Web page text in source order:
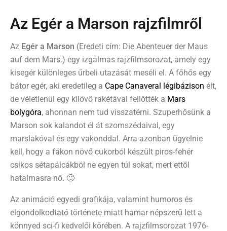
Az Egér a Marson rajzfilmről
Az Egér a Marson (Eredeti cím: Die Abenteuer der Maus
auf dem Mars.) egy izgalmas rajzfilmsorozat, amely egy
kisegér különleges űrbeli utazását meséli el. A főhős egy
bátor egér, aki eredetileg a Cape Canaveral légibázison élt,
de véletlenül egy kilövő rakétával fellőtték a Mars
bolygóra, ahonnan nem tud visszatérni. Szuperhősünk a
Marson sok kalandot él át szomszédaival, egy
marslakóval és egy vakonddal. Arra azonban ügyelnie
kell, hogy a fákon növő cukorból készült piros-fehér
csíkos sétapálcákból ne egyen túl sokat, mert ettől
hatalmasra nő. 🙂
Az animáció egyedi grafikája, valamint humoros és
elgondolkodtató története miatt hamar népszerű lett a
könnyed sci-fi kedvelői körében. A rajzfilmsorozat 1976-